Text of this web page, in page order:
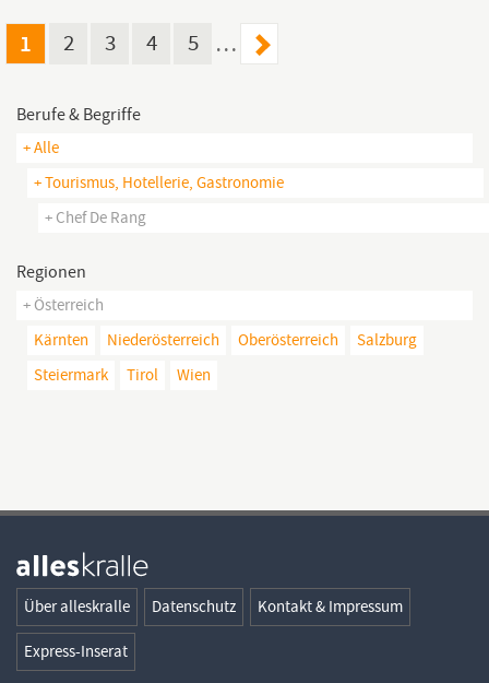
sie und sind der perfekte Stiegl Gastgeber...
1 2 3 4 5 …
Berufe & Begriffe
+ Alle
+ Tourismus, Hotellerie, Gastronomie
+ Chef De Rang
Regionen
+ Österreich
Kärnten
Niederösterreich Oberösterreich
Salzburg
Steiermark
Tirol Wien
Über alleskralle Datenschutz Kontakt & Impressum
Express-Inserat